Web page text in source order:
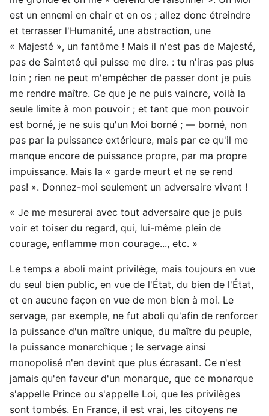
est un ennemi en chair et en os ; allez donc étreindre
et terrasser l'Humanité, une abstraction, une
« Majesté », un fantôme ! Mais il n'est pas de Majesté,
pas de Sainteté qui puisse me dire. : tu n'iras pas plus
loin ; rien ne peut m'empêcher de passer dont je puis
me rendre maître. Ce que je ne puis vaincre, voilà la
seule limite à mon pouvoir ; et tant que mon pouvoir
est borné, je ne suis qu'un Moi borné ; — borné, non
pas par la puissance extérieure, mais par ce qu'il me
manque encore de puissance propre, par ma propre
impuissance. Mais la « garde meurt et ne se rend
pas! ». Donnez-moi seulement un adversaire vivant !
« Je me mesurerai avec tout adversaire que je puis
voir et toiser du regard, qui, lui-même plein de
courage, enflamme mon courage..., etc. »
Le temps a aboli maint privilège, mais toujours en vue
du seul bien public, en vue de l'État, du bien de l'État,
et en aucune façon en vue de mon bien à moi. Le
servage, par exemple, ne fut aboli qu'afin de renforcer
la puissance d'un maître unique, du maître du peuple,
la puissance monarchique ; le servage ainsi
monopolisé n'en devint que plus écrasant. Ce n'est
jamais qu'en faveur d'un monarque, que ce monarque
s'appelle Prince ou s'appelle Loi, que les privilèges
sont tombés. En France, il est vrai, les citoyens ne